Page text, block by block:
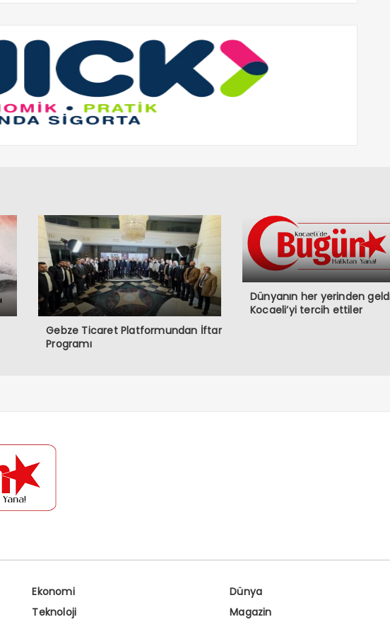
Gebze Ticaret Platformundan İftar
Programı
Dünyanın her yerinden
Kocaeli’yi tercih ettiler
Ekonomi
Dünya
Teknoloji
Magazin